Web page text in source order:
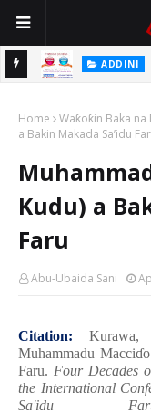
ADDINI
Home Waƙoƙin Baka na
a Bakin Makada Sa’idu
Kudu) a
Faru
Abu-Ubaida Sani
Citation:
Muhammadu Macciɗ
Faru. Four Decades
the International
Sa'idu